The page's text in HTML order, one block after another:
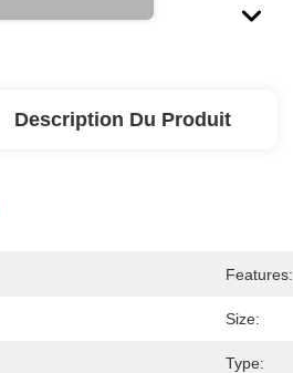
Description Du Produit
Features:
Size:
Type: